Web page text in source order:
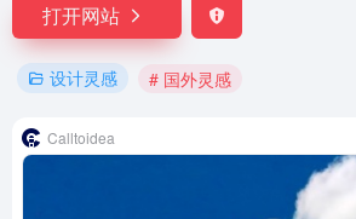
打开网站
设计灵感 # 国外灵感
Calltoidea